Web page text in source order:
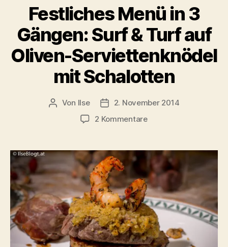
Festliches Menü in 3
Gängen: Surf & Turf auf
Oliven-Serviettenknödel
mit Schalotten
Beitragsautor
Von Ilse Beitragsdatum
2. November 2014
2 Kommentarezu
in
3
Gängen:
Surf
&
Turf
auf
Oliven-
Serviettenknödel